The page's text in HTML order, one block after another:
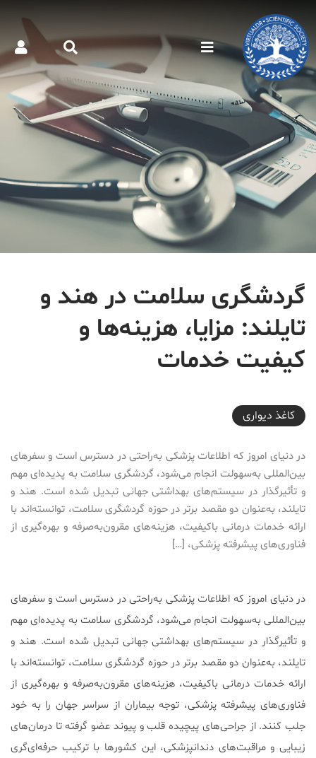
گردشگری سلامت در هند و
تایلند: مزایا، هزینه‌ها و
کیفیت خدمات
2025-04-15T14:09:14+03:30
کاغذ دیواری
در دنیای امروز که اطلاعات پزشکی به‌راحتی در دسترس است و سفرهای
بین‌المللی به‌سهولت انجام می‌شود، گردشگری سلامت به پدیده‌ای مهم
و تأثیرگذار در سیستم‌های بهداشتی جهانی تبدیل شده است. هند و
تایلند، به‌عنوان دو مقصد برتر در حوزه گردشگری سلامت، توانسته‌اند با
ارائه خدمات درمانی باکیفیت، هزینه‌های مقرون‌به‌صرفه و بهره‌گیری از
فناوری‌های پیشرفته پزشکی، […]
در دنیای امروز که اطلاعات پزشکی به‌راحتی در دسترس است و سفرهای
بین‌المللی به‌سهولت انجام می‌شود، گردشگری سلامت به پدیده‌ای مهم
و تأثیرگذار در سیستم‌های بهداشتی جهانی تبدیل شده است. هند و
تایلند، به‌عنوان دو مقصد برتر در حوزه گردشگری سلامت، توانسته‌اند با
ارائه خدمات درمانی باکیفیت، هزینه‌های مقرون‌به‌صرفه و بهره‌گیری از
فناوری‌های پیشرفته پزشکی، توجه بیماران از سراسر جهان را به خود
جلب کنند. از جراحی‌های پیچیده قلب و پیوند عضو گرفته تا درمان‌های
زیبایی و مراقبت‌های دندانپزشکی، این کشورها با ترکیب حرفه‌ای‌گری